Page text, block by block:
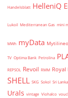
Handelsblatt HelleniQ
Lukoil Mediterranean Gas mini
MWh myData
TV Optima Bank Petrolina
REPSOL Revoil RMM Royal
SHELL SKG Sokol Sri Lanka
Urals vintage Viohalco